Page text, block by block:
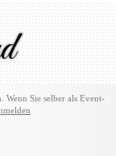
Sie selber als Event-